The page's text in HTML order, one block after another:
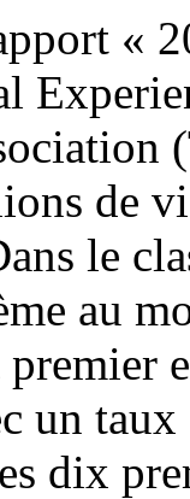
«
de
le
au
un
dix